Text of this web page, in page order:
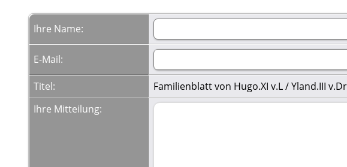
Ihre Name:
E-Mail:
Titel:
Familienblatt von Hugo.XI v.L / Yland.III
Ihre Mitteilung: